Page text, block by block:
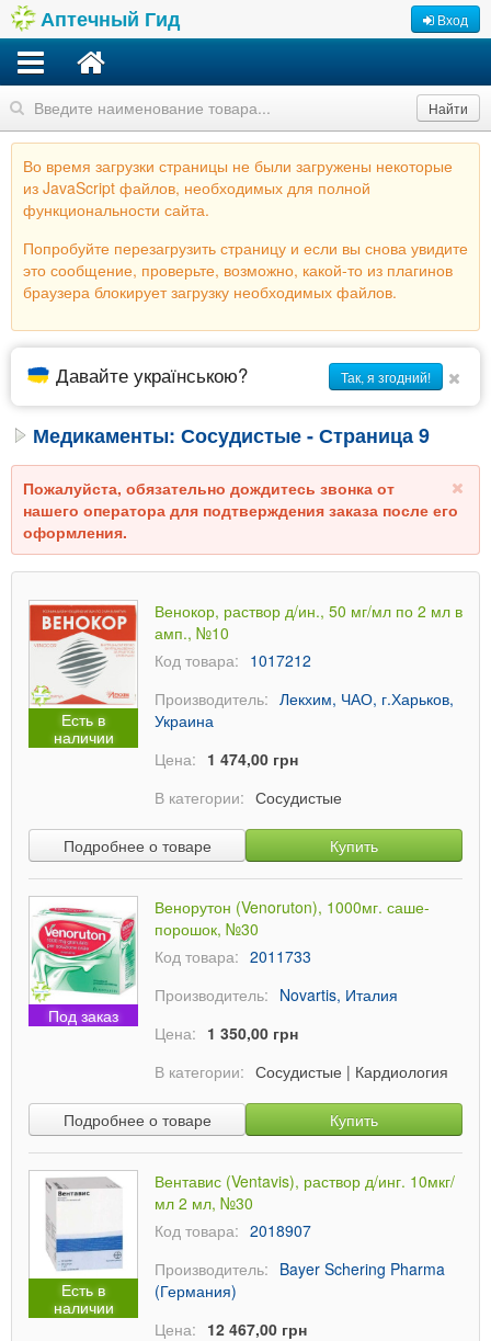
Аптечный Гид Вход
Найти
Во время загрузки страницы не были загружены некоторые
из JavaScript файлов, необходимых для полной
функциональности сайта.
Попробуйте перезагрузить страницу и если вы снова увидите
это сообщение, проверьте, возможно, какой-то из плагинов
браузера блокирует загрузку необходимых файлов.
Давайте українською? Так, я згодний!
Медикаменты: Сосудистые - Страница 9
Пожалуйста, обязательно дождитесь звонка от
нашего оператора для подтверждения заказа после его
оформления.
Есть в
наличии
Венокор, раствор д/ин., 50 мг/мл по 2 мл в
амп., №10
Код товара: 1017212
Производитель: Лекхим, ЧАО, г.Харьков,
Украина
Цена: 1 474,00 грн
В категории: Сосудистые
Подробнее о товаре Купить
Под заказ
Венорутон (Venoruton), 1000мг. саше-
порошок, №30
Код товара: 2011733
Производитель: Novartis, Италия
Цена: 1 350,00 грн
В категории: Сосудистые | Кардиология
Подробнее о товаре Купить
Есть в
наличии
Вентавис (Ventavis), раствор д/инг. 10мкг/
мл 2 мл, №30
Код товара: 2018907
Производитель: Bayer Schering Pharma
(Германия)
Цена: 12 467,00 грн